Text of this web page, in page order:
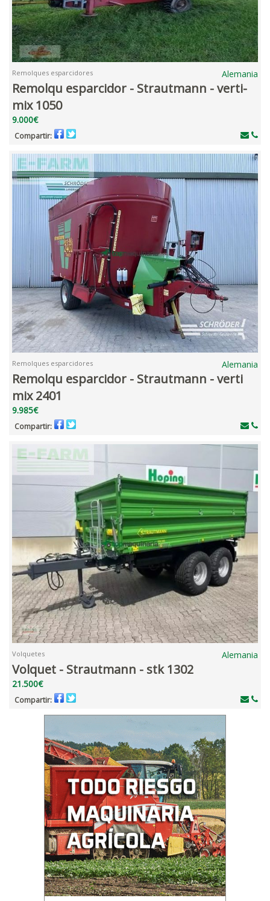
Remolques esparcidores Alemania
Remolqu esparcidor - Strautmann - verti-
mix 1050
9.000€
Compartir:
Remolques esparcidores Alemania
Remolqu esparcidor - Strautmann - verti
mix 2401
9.985€
Compartir:
Volquetes Alemania
Volquet - Strautmann - stk 1302
21.500€
Compartir: